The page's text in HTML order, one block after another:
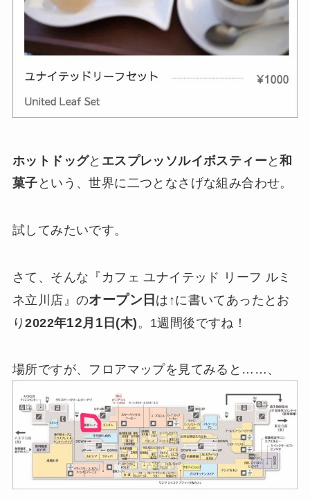
ホットドッグと エスプレッソルイボスティー と和
菓子 という、世界に二つとなさげな組み合わせ。
試してみたいです。
さて、そんな『カフェ ユナイテッド リーフ ルミ
ネ立川店』のオープン日 は↑に書いてあったとお
り2022年12 月 1 日(木) 。1週間後ですね！
場所ですが、フロアマップを見てみると……、